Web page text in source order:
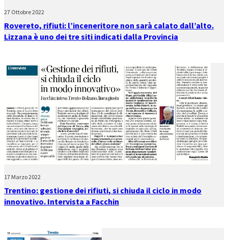
27 Ottobre 2022
Rovereto, rifiuti: l’inceneritore non sarà calato dall’alto.
Lizzana è uno dei tre siti indicati dalla Provincia
17 Marzo 2022
Trentino: gestione dei rifiuti, si chiuda il ciclo in modo
innovativo. Intervista a Facchin